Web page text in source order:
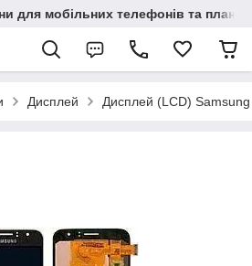
для мобільних телефонів та
Дисплей Дисплей (LCD)